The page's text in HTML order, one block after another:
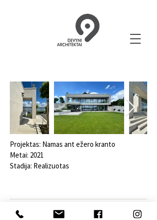
Projektas: Namas ant ežero kranto
Metai: 2021
Stadija: Realizuotas